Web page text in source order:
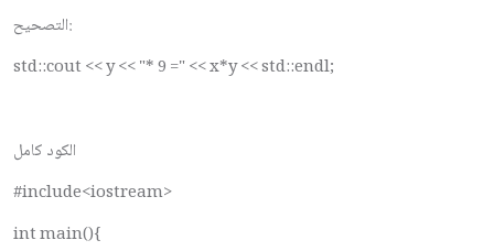
التصحيح:
std::cout << y << "* 9 =" << x*y << std::endl;
الكود كامل
#include<iostream>
int main(){